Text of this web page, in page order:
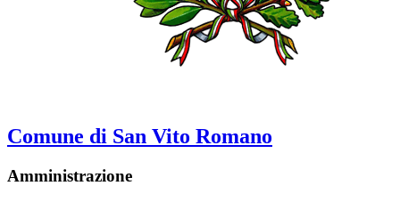
Comune di San Vito Romano
Amministrazione